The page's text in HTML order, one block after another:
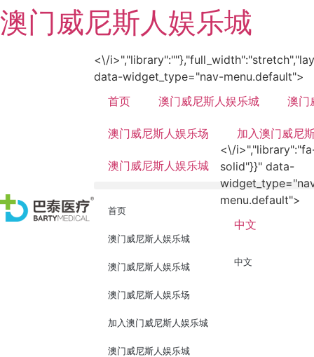
澳门威尼斯人娱乐城
<\/
data-widget_type="nav-menu.default">
首页
澳门威尼斯人娱乐城 澳门
澳门威尼斯人娱乐场 加入澳门威尼
澳门威尼斯人娱乐城
首页
澳门威尼斯人娱乐城
澳门威尼斯人娱乐城
澳门威尼斯人娱乐场
加入澳门威尼斯人娱乐城
澳门威尼斯人娱乐城
<\/
solid"}}" data-
menu.default">
中文
中文